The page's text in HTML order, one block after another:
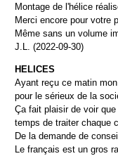
Montage de l'hélice
Merci encore pour votre
Même sans un volume
J.L. (2022-09-30)
HELICES
Ayant reçu ce matin
pour le sérieux de la
Ça fait plaisir de voir
temps de traiter chaque
De la demande de
Le français est un gros